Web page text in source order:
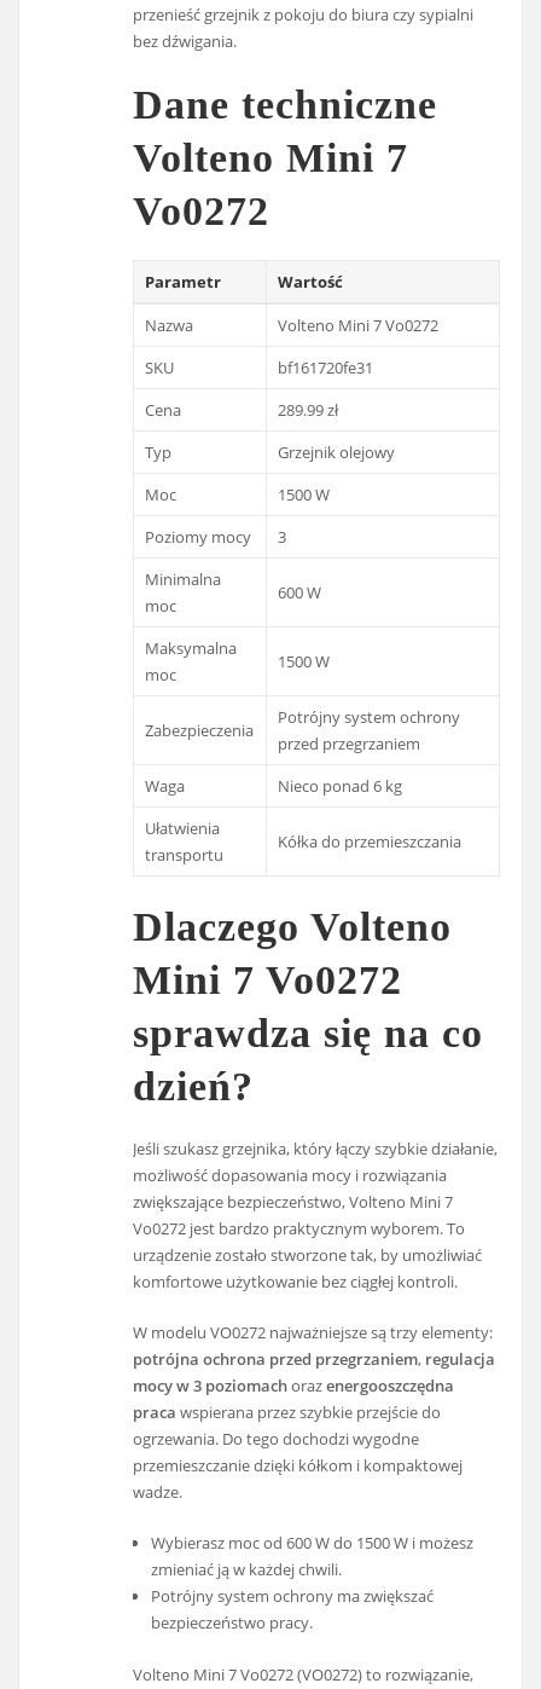
przenieść grzejnik z pokoju do biura czy sypialni
bez dźwigania.
Dane techniczne
Volteno Mini 7
Vo0272
Parametr
Wartość
Nazwa
Volteno Mini 7 Vo0272
SKU
bf161720fe31
Cena
289.99 zł
Typ
Grzejnik olejowy
Moc
1500 W
Poziomy mocy
3
Minimalna
moc
600 W
Maksymalna
moc
1500 W
Zabezpieczenia
Potrójny system ochrony
przed przegrzaniem
Waga
Nieco ponad 6 kg
Ułatwienia
transportu
Kółka do przemieszczania
Dlaczego Volteno
Mini 7 Vo0272
sprawdza się na co
dzień?
Jeśli szukasz grzejnika, który łączy szybkie działanie,
możliwość dopasowania mocy i rozwiązania
zwiększające bezpieczeństwo, Volteno Mini 7
Vo0272 jest bardzo praktycznym wyborem. To
urządzenie zostało stworzone tak, by umożliwiać
komfortowe użytkowanie bez ciągłej kontroli.
W modelu VO0272 najważniejsze są trzy elementy:
potrójna ochrona przed przegrzaniem, regulacja
mocy w 3 poziomachorazenergooszczędna
praca wspierana przez szybkie przejście do
ogrzewania. Do tego dochodzi wygodne
przemieszczanie dzięki kółkom i kompaktowej
wadze.
Wybierasz moc od 600 W do 1500 W i możesz
zmieniać ją w każdej chwili.
Potrójny system ochrony ma zwiększać
bezpieczeństwo pracy.
Volteno Mini 7 Vo0272 (VO0272) to rozwiązanie,